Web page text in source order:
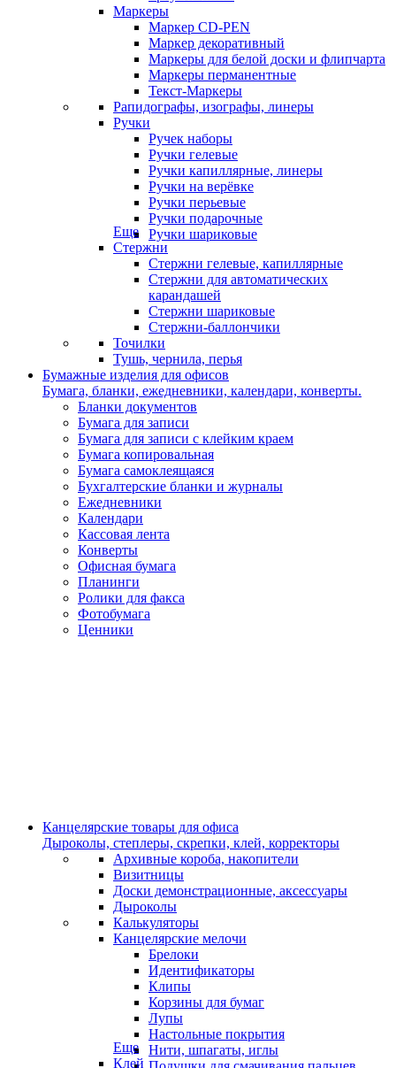
Маркеры
Маркер CD-PEN
Маркер декоративный
Маркеры для белой доски и флипчарта
Маркеры перманентные
Текст-Маркеры
Рапидографы, изографы, линеры
Ручки
Ручек наборы
Ручки гелевые
Ручки капиллярные, линеры
Ручки на верёвке
Ручки перьевые
Ручки подарочные
Ручки шариковые
Еще
Стержни
Стержни гелевые, капиллярные
Стержни для автоматических
карандашей
Стержни шариковые
Стержни-баллончики
Точилки
Тушь, чернила, перья
Бумажные изделия для офисов
Бумага, бланки, ежедневники, календари, конверты.
Бланки документов
Бумага для записи
Бумага для записи с клейким краем
Бумага копировальная
Бумага самоклеящаяся
Бухгалтерские бланки и журналы
Ежедневники
Календари
Кассовая лента
Конверты
Офисная бумага
Планинги
Ролики для факса
Фотобумага
Ценники
Канцелярские товары для офиса
Дыроколы, степлеры, скрепки, клей, корректоры
Архивные короба, накопители
Визитницы
Доски демонстрационные, аксессуары
Дыроколы
Калькуляторы
Канцелярские мелочи
Брелоки
Идентификаторы
Клипы
Корзины для бумаг
Лупы
Настольные покрытия
Нити, шпагаты, иглы
Еще
Клей